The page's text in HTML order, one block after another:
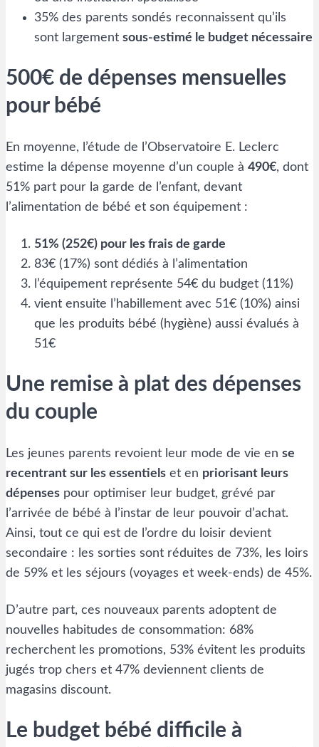
35% des parents sondés reconnaissent qu’ils
sont largement sous-estimé le budget nécessaire
500€ de dépenses mensuelles
pour bébé
En moyenne, l’étude de l’Observatoire E. Leclerc
estime la dépense moyenne d’un couple à 490€, dont
51% part pour la garde de l’enfant, devant
l’alimentation de bébé et son équipement :
51% (252€) pour les frais de garde
83€ (17%) sont dédiés à l’alimentation
l’équipement représente 54€ du budget (11%)
vient ensuite l’habillement avec 51€ (10%) ainsi
que les produits bébé (hygiène) aussi évalués à
51€
Une remise à plat des dépenses
du couple
Les jeunes parents revoient leur mode de vie en se
recentrant sur les essentiels et en priorisant leurs
dépenses pour optimiser leur budget, grévé par
l’arrivée de bébé à l’instar de leur pouvoir d’achat.
Ainsi, tout ce qui est de l’ordre du loisir devient
secondaire : les sorties sont réduites de 73%, les loirs
de 59% et les séjours (voyages et week-ends) de 45%.
D’autre part, ces nouveaux parents adoptent de
nouvelles habitudes de consommation: 68%
recherchent les promotions, 53% évitent les produits
jugés trop chers et 47% deviennent clients de
magasins discount.
Le budget bébé difficile à